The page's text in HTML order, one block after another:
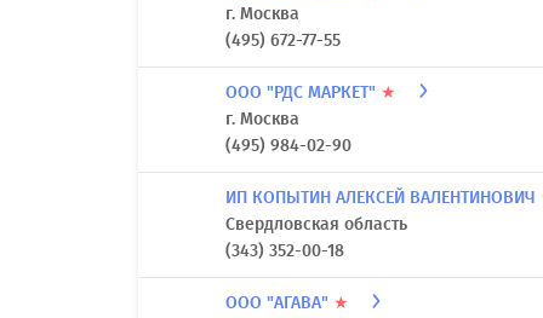
г. Москва
(495) 672-77-55
ООО "РДС МАРКЕТ" ★
г. Москва
(495) 984-02-90
ИП КОПЫТИН АЛЕКСЕЙ ВАЛЕНТИНОВИЧ
Свердловская область
(343) 352-00-18
ООО "АГАВА" ★